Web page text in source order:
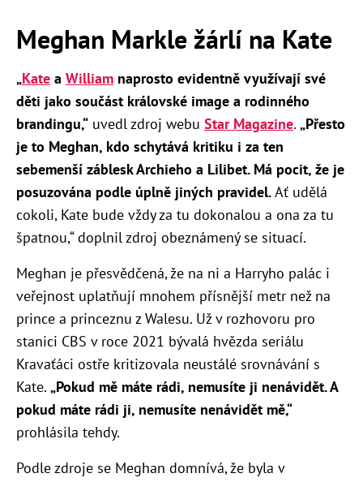
Meghan Markle žárlí na Kate
„Kate a William naprosto evidentně využívají své
děti jako součást královské image a rodinného
brandingu,“ uvedl zdroj webu Star Magazine. „Přesto
je to Meghan, kdo schytává kritiku i za ten
sebemenší záblesk Archieho a Lilibet. Má pocit, že je
posuzována podle úplně jiných pravidel.Ať udělá
cokoli, Kate bude vždy za tu dokonalou a ona za tu
špatnou,“ doplnil zdroj obeznámený se situací.
Meghan je přesvědčená, že na ni a Harryho palác i
veřejnost uplatňují mnohem přísnější metr než na
prince a princeznu z Walesu. Už v rozhovoru pro
stanici CBS v roce 2021 bývalá hvězda seriálu
Kravaťáci ostře kritizovala neustálé srovnávání s
Kate. „Pokud mě máte rádi, nemusíte ji nenávidět. A
pokud máte rádi ji, nemusíte nenávidět mě,“
prohlásila tehdy.
Podle zdroje se Meghan domnívá, že byla v